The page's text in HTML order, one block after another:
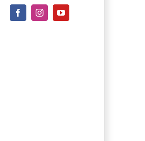
FacebookInstagramYouTube